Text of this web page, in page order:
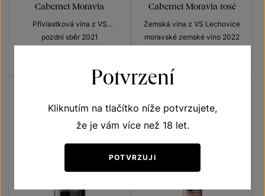
Cabernet Moravia
Přívlastková vína z VS
Lechovice
pozdní sběr 2021
Cabernet Moravia rosé
Zemská vína z VS Lechovice
moravské zemské víno 2022
Potvrzení
Kliknutím na tlačítko níže potvrzujete,
že je vám více než 18 let.
POTVRZUJI